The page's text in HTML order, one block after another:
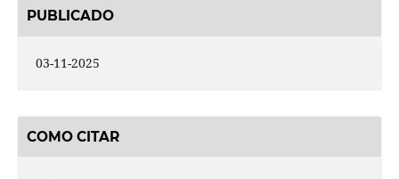
PUBLICADO
03-11-2025
COMO CITAR